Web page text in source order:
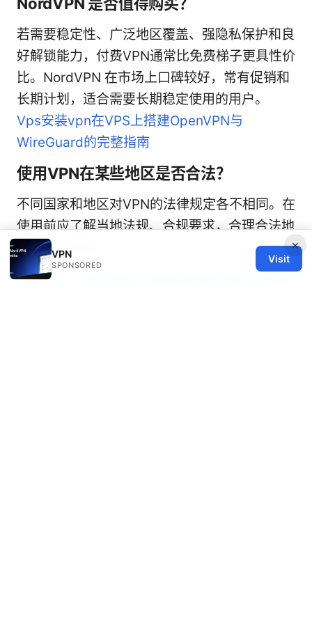
若需要稳定性、广泛地区覆盖、强隐私保护和良
好解锁能力，付费VPN通常比免费梯子更具性价
比。NordVPN 在市场上口碑较好，常有促销和
长期计划，适合需要长期稳定使用的用户。
Vps安装vpn在VPS上搭建OpenVPN与
WireGuard的完整指南
使用VPN在某些地区是否合法？
不同国家和地区对VPN的法律规定各不相同。在
使用前应了解当地法规、合规要求，合理合法地
使用VPN服务。
Vpn试用：完整指南，评估与选择最佳 VPN 服
×
VPN
SPONSORED
Visit